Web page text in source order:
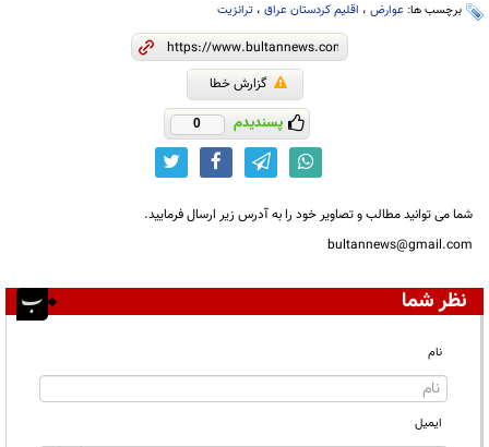
برچسب ها: عوارض ، اقلیم کردستان عراق ، ترانزیت
گزارش خطا
پسندیدم 0
شما می توانید مطالب و تصاویر خود را به آدرس زیر ارسال فرمایید.
bultannews@gmail.com
نظر شما
نام
ایمیل